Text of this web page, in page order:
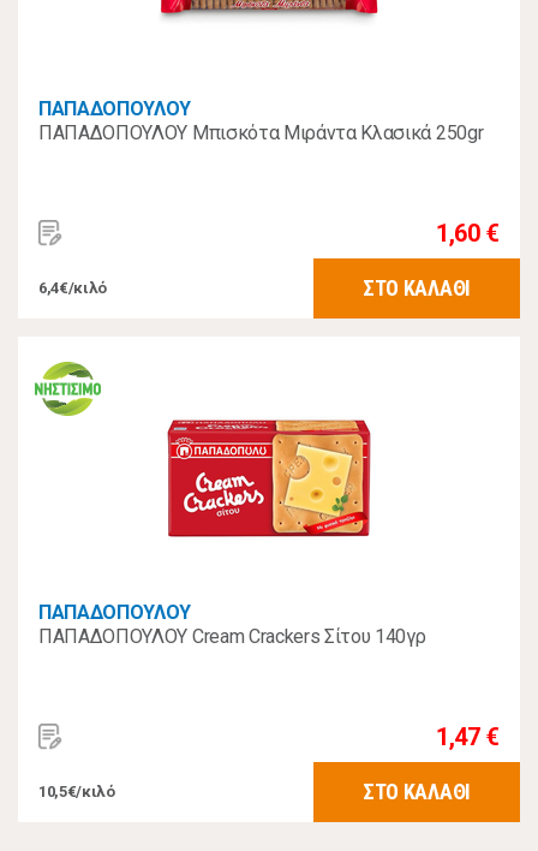
ΠΑΠΑΔΟΠΟΥΛΟΥ
ΠΑΠΑΔΟΠΟΥΛΟΥ Μπισκότα Μιράντα Κλασικά 250gr
1,60 €
6,4€/κιλό ΣΤΟ ΚΑΛΑΘΙ
ΠΑΠΑΔΟΠΟΥΛΟΥ
ΠΑΠΑΔΟΠΟΥΛΟΥ Cream Crackers Σίτου 140γρ
1,47 €
10,5€/κιλό ΣΤΟ ΚΑΛΑΘΙ